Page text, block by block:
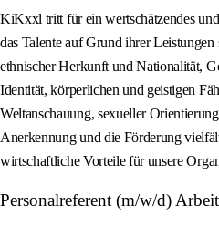
KiKxxl tritt für ein wertschätzendes
das Talente auf Grund ihrer
ethnischer Herkunft und Nationalität,
Identität, körperlichen und geistigen
Weltanschauung, sexueller
Anerkennung und die Förderung
wirtschaftliche Vorteile für unsere
Personalreferent (m/w/d)